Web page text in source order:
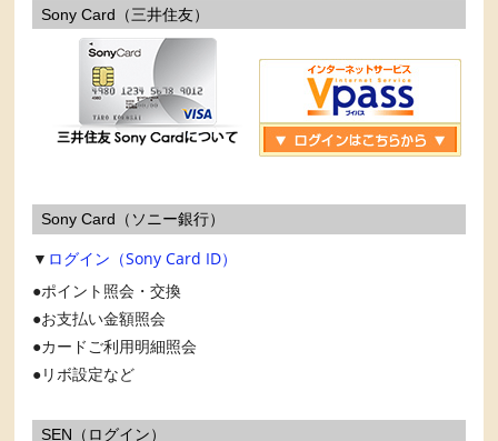
Sony Card（三井住友）
Sony Card（ソニー銀行）
▼ ログイン（Sony Card ID）
ポイント照会・交換
お支払い金額照会
カードご利用明細照会
リボ設定など
SEN（ログイン）